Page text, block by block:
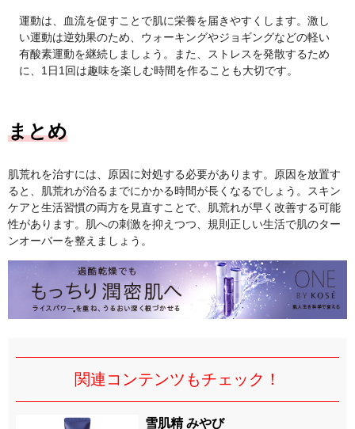
運動は、血流を促すことで肌に栄養を届きやすくします。激し
い運動は逆効果のため、ウォーキングやジョギングなどの軽い
有酸素運動を継続しましょう。また、ストレスを発散するため
に、1日1回は趣味を楽しむ時間を作ることも大切です。
まとめ
肌荒れを治すには、原因に対処する必要があります。原因を放置す
ると、肌荒れが治るまでにかかる時間が長くなるでしょう。スキン
ケアと生活習慣の両方を見直すことで、肌荒れが早く改善する可能
性があります。肌への刺激を抑えつつ、規則正しい生活で肌のター
ンオーバーを整えましょう。
関連コンテンツもチェック！
雪肌精 みやび